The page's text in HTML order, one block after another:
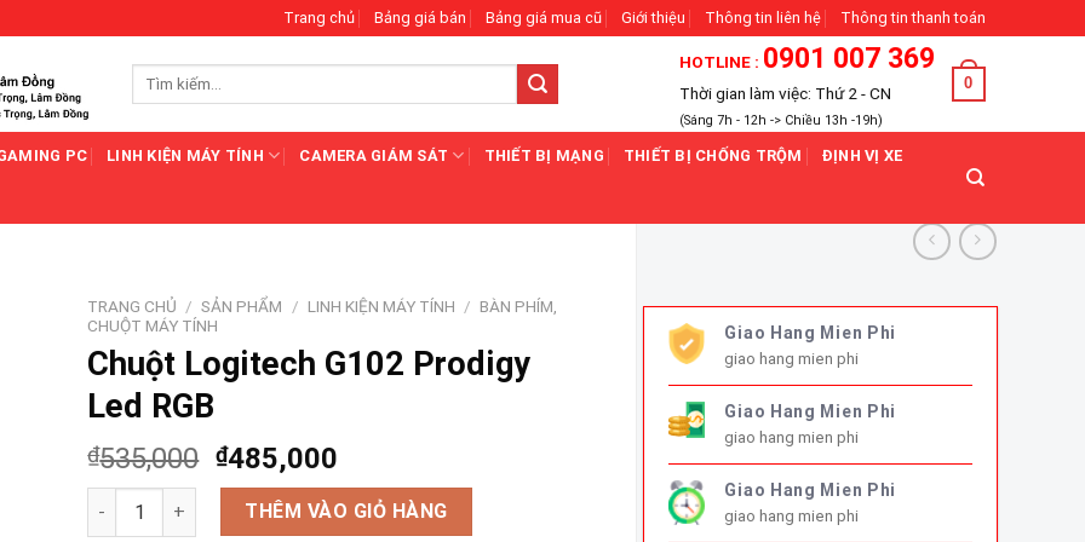
Trang chủ Bảng giá bán Bảng giá mua cũ Giới thiệu Thông tin liên hệ Thông tin thanh toán
Tìm
HOTLINE : 0901 007 369
Thời gian làm việc: Thứ 2 - CN
(Sáng 7h - 12h -> Chiều 13h -19h)
0
PC LINH KIỆN MÁY TÍNH CAMERA GIÁM SÁT THIẾT BỊ MẠNG THIẾT BỊ CHỐNG TRỘM ĐỊNH VỊ XE
Giao Hang Mien Phi
giao hang mien phi
Giao Hang Mien Phi
giao hang mien phi
Giao Hang Mien Phi
giao hang mien phi
TRANG CHỦ / SẢN PHẨM / LINH KIỆN MÁY TÍNH / BÀN PHÍM,
CHUỘT MÁY TÍNH
Chuột Logitech G102 Prodigy
Led RGB
₫535,000 ₫485,000
Chuột Logitech G102 Prodigy Led RGB số lượng
THÊM VÀO GIỎ HÀNG